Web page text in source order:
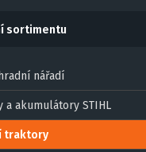
sortimentu
nářadí
a akumulátory STIHL
traktory